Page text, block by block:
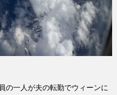
の一人が夫の転勤でウィーンに